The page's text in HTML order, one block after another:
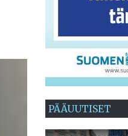
PÄÄUUTISET